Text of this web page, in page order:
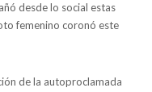
desde lo social estas
femenino coronó este
de la autoproclamada